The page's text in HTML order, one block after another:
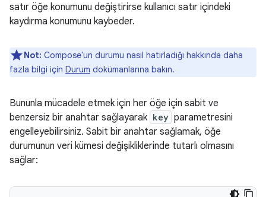
satır öğe konumunu değiştirirse kullanıcı satır içindeki
kaydırma konumunu kaybeder.
Not: Compose'un durumu nasıl hatırladığı hakkında daha
fazla bilgi için Durum dokümanlarına bakın.
Bununla mücadele etmek için her öğe için sabit ve
benzersiz bir anahtar sağlayarak key parametresini
engelleyebilirsiniz. Sabit bir anahtar sağlamak, öğe
durumunun veri kümesi değişikliklerinde tutarlı olmasını
sağlar: